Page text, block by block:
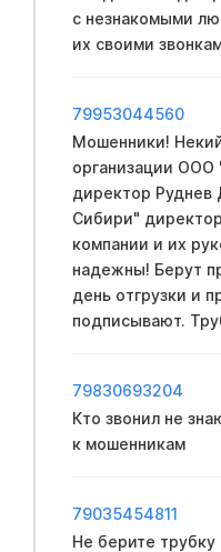
с незнакомыми
их своими
79953044560
Мошенники!
организации
директор
Сибири"
компании и их
надежны! Берут
день отгрузки и
подписывают.
79830693204
Кто звонил не
к мошенникам
79035454811
Не берите трубку